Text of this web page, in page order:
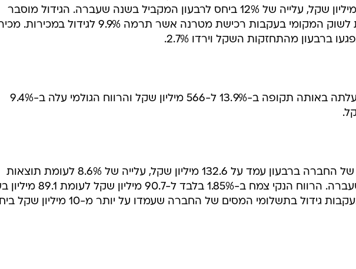
עמד על 986.2 מיליון שקל, עלייה של 12% ביחס לרבעון המקביל בשנה שעברה. הגידול מוסבר
בעלייה במכירות לשוק המקומי בעקבות רכישת מטרנה אשר תרמה 9.9% לגידול
ברבעון מהתחזקות השקל וירדו 2.7%.
עלות המכירות עלתה באותה תקופה ב-13.9% ל-566 מיליון שקל והרווח הגולמי עלה ב-9.4%
הרווח התפעולי של החברה ברבעון עמד על 132.6 מיליון שקל, עלייה של 8.6% לעומת תוצאות
הרבעון בשנה שעברה. הרווח הנקי צמח ב-1.85% בלבד ל-90.7
שעברה. זאת, בעקבות גידול בתשלומי המסים של החברה שעמדו על יותר מ-10